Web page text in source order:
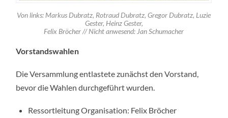
Von links: Markus Dubratz, Rotraud Dubratz, Gregor Dubratz, Luzie
Gester, Heinz Gester,
Felix Bröcher // Nicht anwesend: Jan Schumacher
Vorstandswahlen
Die Versammlung entlastete zunächst den Vorstand,
bevor die Wahlen durchgeführt wurden.
Ressortleitung Organisation: Felix Bröcher